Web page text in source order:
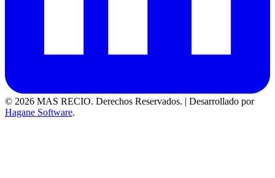
© 2026 MAS RECIO. Derechos Reservados. | Desarrollado por
Hagane Software.